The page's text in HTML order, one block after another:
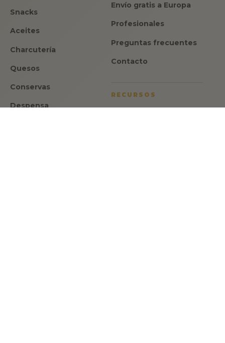
Snacks
Aceites
Charcutería
Quesos
Conservas
Despensa
Envío gratis a Europa
Profesionales
Preguntas frecuentes
Contacto
RECURSOS